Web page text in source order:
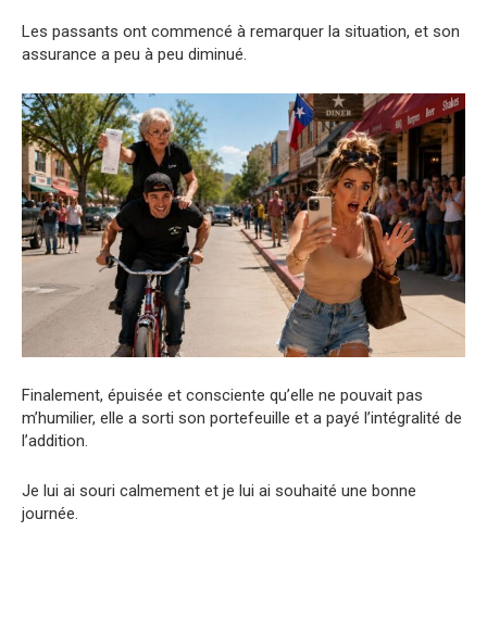
Les passants ont commencé à remarquer la situation, et son
assurance a peu à peu diminué.
Finalement, épuisée et consciente qu’elle ne pouvait pas
m’humilier, elle a sorti son portefeuille et a payé l’intégralité de
l’addition.
Je lui ai souri calmement et je lui ai souhaité une bonne
journée.